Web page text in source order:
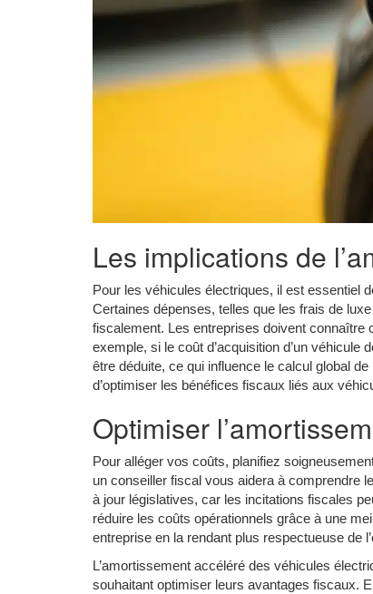
Les implications de
Pour les véhicules électriques, il est essentiel
Certaines dépenses, telles que les frais de
fiscalement. Les entreprises doivent
exemple, si le coût d’acquisition d’un
être déduite, ce qui influence le calcul global
d’optimiser les bénéfices fiscaux liés aux
Optimiser
Pour alléger vos coûts, planifiez
un conseiller fiscal vous aidera à comprendre
à jour législatives, car les incitations fiscales
réduire les coûts opérationnels grâce à une
entreprise en la rendant plus respectueuse de
L’amortissement accéléré des véhicules
souhaitant optimiser leurs avantages fiscaux.